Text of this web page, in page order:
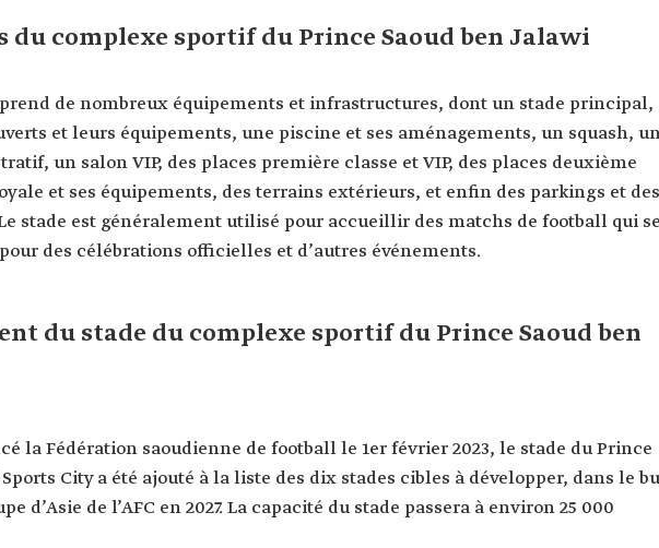
du complexe sportif du Prince Saoud ben Jalawi
de nombreux équipements et infrastructures, dont un stade principal,
et leurs équipements, une piscine et ses aménagements, un squash,
un salon VIP, des places première classe et VIP, des places deuxième
et ses équipements, des terrains extérieurs, et enfin des parkings et des
stade est généralement utilisé pour accueillir des matchs de football qui se
des célébrations officielles et d’autres événements.
du stade du complexe sportif du Prince Saoud ben
la Fédération saoudienne de football le 1er février 2023, le stade du Prince
City a été ajouté à la liste des dix stades cibles à développer, dans le
d’Asie de l’AFC en 2027. La capacité du stade passera à environ 25 000